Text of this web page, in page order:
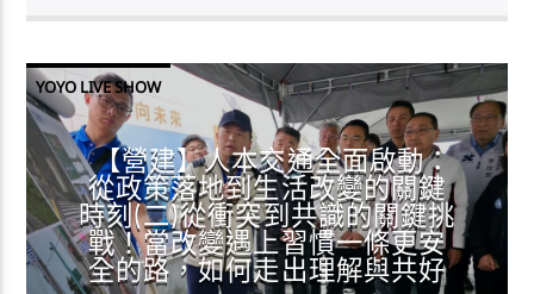
YOYO LIVE SHOW
【營建】人本交通全面啟動：
從政策落地到生活改變的關鍵
時刻(二)從衝突到共識的關鍵挑
戰！當改變遇上習慣一條更安
全的路，如何走出理解與共好